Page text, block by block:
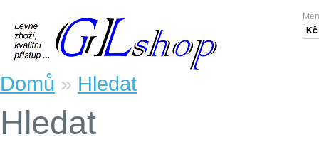
Kč
Domů » Hledat
Hledat